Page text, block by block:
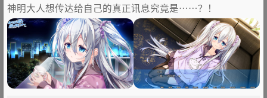
神明大人想传达给自己的真正讯息究竟是……？！